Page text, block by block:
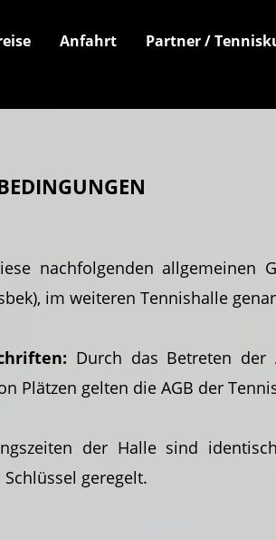
Anfahrt Partner /
nachfolgenden allgemeinen
im weiteren Tennishalle
Durch das Betreten der
Plätzen gelten die AGB der
der Halle sind
geregelt.